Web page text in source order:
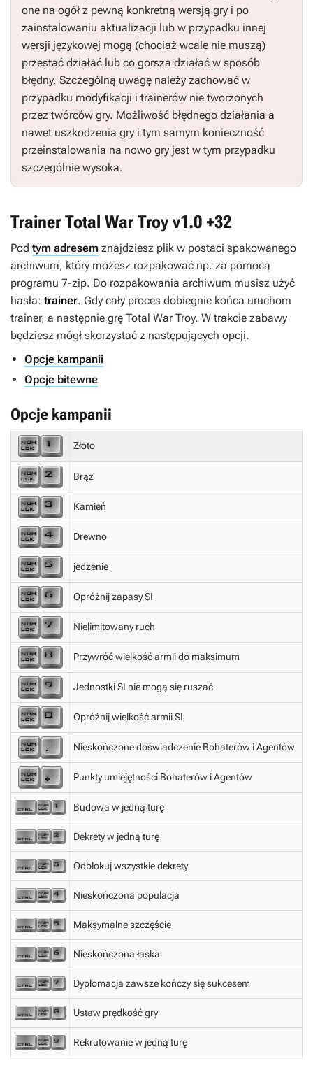
one na ogół z pewną konkretną wersją gry i po
zainstalowaniu aktualizacji lub w przypadku innej
wersji językowej mogą (chociaż wcale nie muszą)
przestać działać lub co gorsza działać w sposób
błędny. Szczególną uwagę należy zachować w
przypadku modyfikacji i trainerów nie tworzonych
przez twórców gry. Możliwość błędnego działania a
nawet uszkodzenia gry i tym samym konieczność
przeinstalowania na nowo gry jest w tym przypadku
szczególnie wysoka.
Trainer Total War Troy v1.0 +32
Pod tym adresem znajdziesz plik w postaci spakowanego
archiwum, który możesz rozpakować np. za pomocą
programu 7-zip. Do rozpakowania archiwum musisz użyć
hasła: trainer. Gdy cały proces dobiegnie końca uruchom
trainer, a następnie grę Total War Troy. W trakcie zabawy
będziesz mógł skorzystać z następujących opcji.
Opcje kampanii
Opcje bitewne
Opcje kampanii
Złoto
Brąz
Kamień
Drewno
jedzenie
Opróżnij zapasy SI
Nielimitowany ruch
Przywróć wielkość armii do maksimum
Jednostki SI nie mogą się ruszać
Opróżnij wielkość armii SI
Nieskończone doświadczenie Bohaterów i Agentów
Punkty umiejętności Bohaterów i Agentów
Budowa w jedną turę
Dekrety w jedną turę
Odblokuj wszystkie dekrety
Nieskończona populacja
Maksymalne szczęście
Nieskończona łaska
Dyplomacja zawsze kończy się sukcesem
Ustaw prędkość gry
Rekrutowanie w jedną turę